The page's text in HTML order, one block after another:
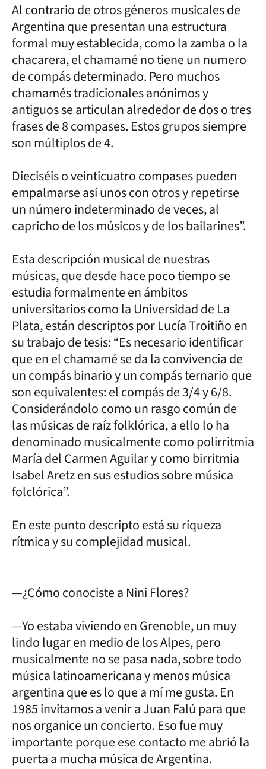
Al contrario de otros géneros musicales de
Argentina que presentan una estructura
formal muy establecida, como la zamba o la
chacarera, el chamamé no tiene un numero
de compás determinado. Pero muchos
chamamés tradicionales anónimos y
antiguos se articulan alrededor de dos o tres
frases de 8 compases. Estos grupos siempre
son múltiplos de 4.
Dieciséis o veinticuatro compases pueden
empalmarse así unos con otros y repetirse
un número indeterminado de veces, al
capricho de los músicos y de los bailarines”.
Esta descripción musical de nuestras
músicas, que desde hace poco tiempo se
estudia formalmente en ámbitos
universitarios como la Universidad de La
Plata, están descriptos por Lucía Troitiño en
su trabajo de tesis: “Es necesario identificar
que en el chamamé se da la convivencia de
un compás binario y un compás ternario que
son equivalentes: el compás de 3/4 y 6/8.
Considerándolo como un rasgo común de
las músicas de raíz folklórica, a ello lo ha
denominado musicalmente como polirritmia
María del Carmen Aguilar y como birritmia
Isabel Aretz en sus estudios sobre música
folclórica”.
En este punto descripto está su riqueza
rítmica y su complejidad musical.
—¿Cómo conociste a Nini Flores?
—Yo estaba viviendo en Grenoble, un muy
lindo lugar en medio de los Alpes, pero
musicalmente no se pasa nada, sobre todo
música latinoamericana y menos música
argentina que es lo que a mí me gusta. En
1985 invitamos a venir a Juan Falú para que
nos organice un concierto. Eso fue muy
importante porque ese contacto me abrió la
puerta a mucha música de Argentina.